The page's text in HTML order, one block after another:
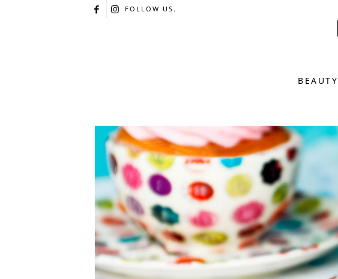
FOLLOW US.
BEAUTY